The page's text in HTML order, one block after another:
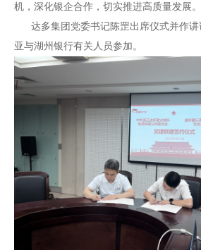
机，深化银企合作，切实推进高质量发展。
达多集团党委书记陈罡出席仪式并作讲
亚与湖州银行有关人员参加。